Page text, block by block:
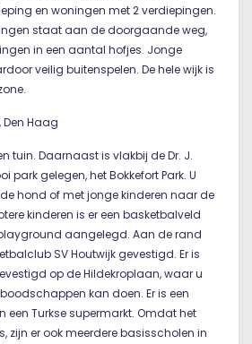
en woningen met 2 verdiepingen.
staat aan de doorgaande weg,
in een aantal hofjes. Jonge
veilig buitenspelen. De hele wijk is
tuin. Daarnaast is vlakbij de Dr. J.
park gelegen, het Bokkefort Park. U
hond of met jonge kinderen naar de
kinderen is er een basketbalveld
aangelegd. Aan de rand
SV Houtwijk gevestigd. Er is
op de Hildekroplaan, waar u
kan doen. Er is een
een Turkse supermarkt. Omdat het
zijn er ook meerdere basisscholen in